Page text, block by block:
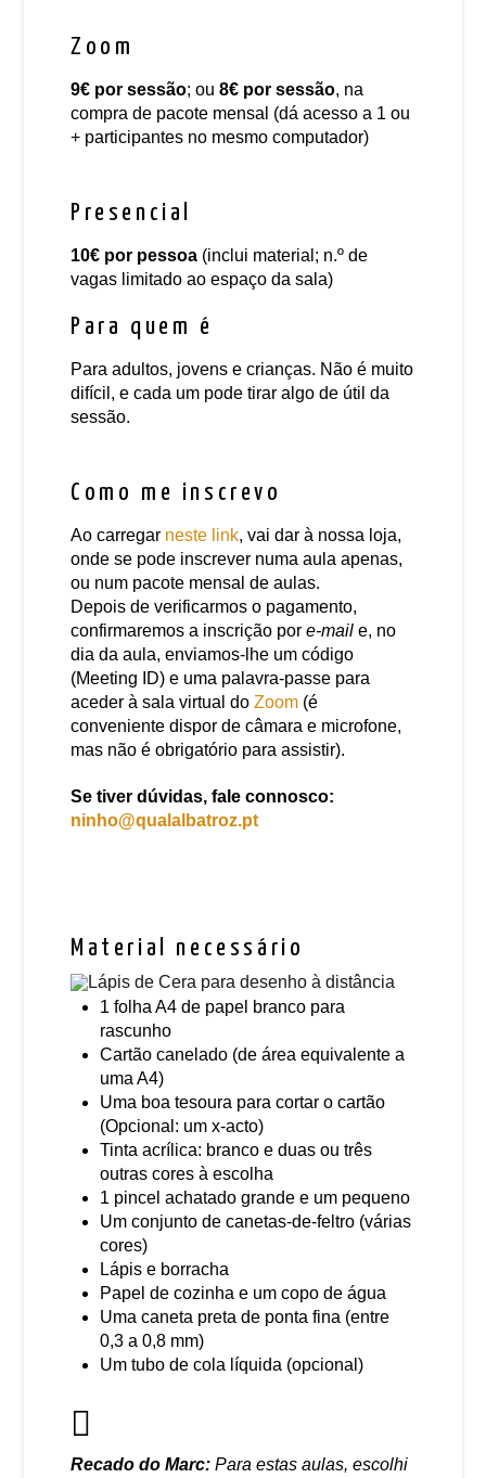
Zoom
9€ por sessão; ou 8€ por sessão, na
compra de pacote mensal (dá acesso a 1 ou
+ participantes no mesmo computador)
Presencial
10€ por pessoa (inclui material; n.º de
vagas limitado ao espaço da sala)
Para quem é
Para adultos, jovens e crianças. Não é muito
difícil, e cada um pode tirar algo de útil da
sessão.
Como me inscrevo
Ao carregar neste link, vai dar à nossa loja,
onde se pode inscrever numa aula apenas,
ou num pacote mensal de aulas.
Depois de verificarmos o pagamento,
confirmaremos a inscrição pore-mail e, no
dia da aula, enviamos-lhe um código
(Meeting ID) e uma palavra-passe para
aceder à sala virtual doZoom (é
conveniente dispor de câmara e microfone,
mas não é obrigatório para assistir).
Se tiver dúvidas, fale connosco:
ninho@qualalbatroz.pt
Material necessário
1 folha A4 de papel branco para
rascunho
Cartão canelado (de área equivalente a
uma A4)
Uma boa tesoura para cortar o cartão
(Opcional: um x-acto)
Tinta acrílica: branco e duas ou três
outras cores à escolha
1 pincel achatado grande e um pequeno
Um conjunto de canetas-de-feltro (várias
cores)
Lápis e borracha
Papel de cozinha e um copo de água
Uma caneta preta de ponta fina (entre
0,3 a 0,8 mm)
Um tubo de cola líquida (opcional)
Recado do Marc: Para estas aulas, escolhi